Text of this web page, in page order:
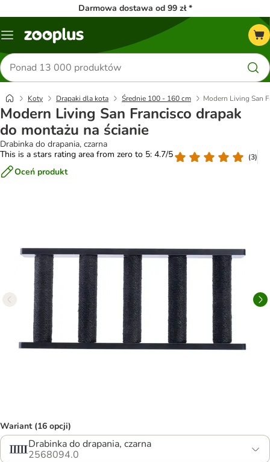
Darmowa dostawa od 99 zł *
Menu
Szukaj
produktów
Koty Drapaki dla kota Średnie 100 - 160 cm Modern Living San
Modern Living San Francisco drapak
do montażu na ścianie
Drabinka do drapania, czarna
This is a stars rating area from zero to 5: 4.7/5
(3)
Oceń produkt
Wariant (16 opcji)
Drabinka do drapania, czarna
2568094.0